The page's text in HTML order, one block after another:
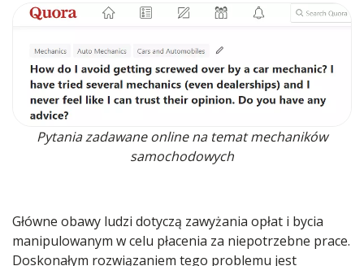
Pytania zadawane online na temat mechaników
samochodowych
Główne obawy ludzi dotyczą zawyżania opłat i bycia
manipulowanym w celu płacenia za niepotrzebne prace.
Doskonałym rozwiązaniem tego problemu jest